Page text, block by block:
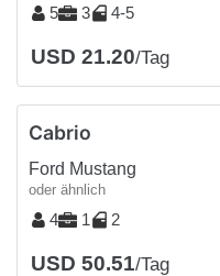
5 3 4-5
USD 21.20/Tag
Cabrio
Ford Mustang
oder ähnlich
4 1 2
USD 50.51/Tag